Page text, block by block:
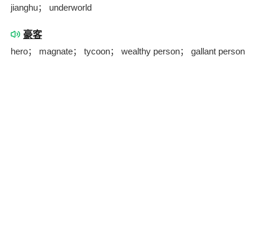
jianghu； underworld
豪客
hero； magnate； tycoon； wealthy person； gallant person